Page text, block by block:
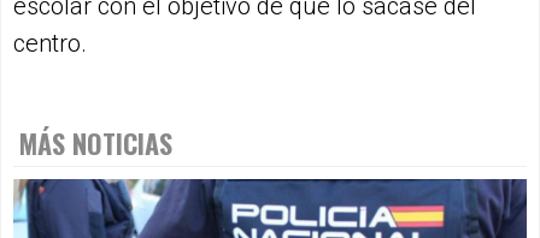
escolar con el objetivo de que lo sacase del
centro.
MÁS NOTICIAS